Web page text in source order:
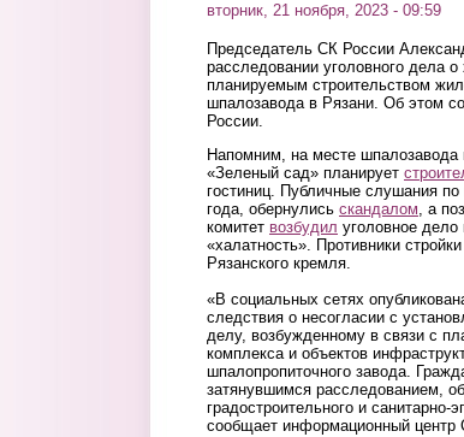
вторник, 21 ноября, 2023 - 09:59
Председатель СК России
расследовании уголовного дела
планируемым строительством
шпалозавода в Рязани. Об этом
России.
Напомним, на месте шпалозавода
«Зеленый сад» планирует
гостиниц. Публичные слушания
года, обернулись скандалом, а
комитет возбудил уголовное
«халатность». Противники
Рязанского кремля.
«В социальных сетях
следствия о несогласии с
делу, возбужденному в связи с
комплекса и объектов
шпалопропиточного завода.
затянувшимся расследованием,
градостроительного и санитарно-
сообщает информационный центр